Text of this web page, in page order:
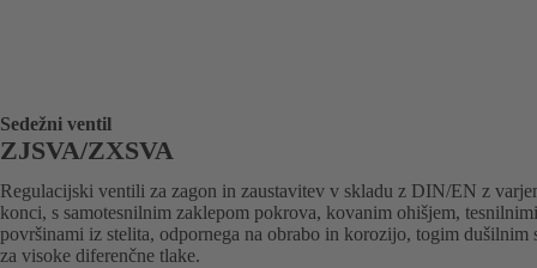
Sedežni ventil
ZJSVA/ZXSVA
Regulacijski ventili za zagon in zaustavitev v skladu z DIN/EN z
konci, s samotesnilnim zaklepom pokrova, kovanim ohišjem, tesnilnimi
površinami iz stelita, odpornega na obrabo in korozijo, togim dušilnim
za visoke diferenčne tlake.